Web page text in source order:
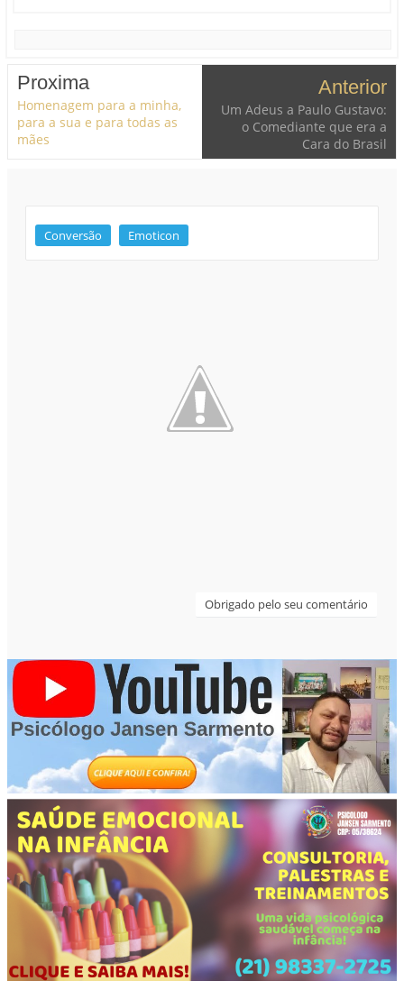
Proxima
Homenagem para a minha,
para a sua e para todas as
mães
Anterior
Um Adeus a Paulo Gustavo:
o Comediante que era a
Cara do Brasil
Conversão Emoticon
Obrigado pelo seu comentário